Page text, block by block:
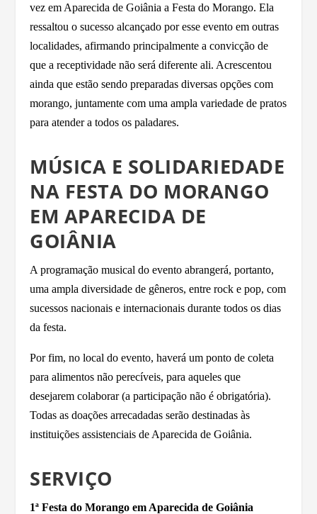
vez em Aparecida de Goiânia a Festa do Morango. Ela
ressaltou o sucesso alcançado por esse evento em outras
localidades, afirmando principalmente a convicção de
que a receptividade não será diferente ali. Acrescentou
ainda que estão sendo preparadas diversas opções com
morango, juntamente com uma ampla variedade de pratos
para atender a todos os paladares.
MÚSICA E SOLIDARIEDADE
NA FESTA DO MORANGO
EM APARECIDA DE
GOIÂNIA
A programação musical do evento abrangerá, portanto,
uma ampla diversidade de gêneros, entre rock e pop, com
sucessos nacionais e internacionais durante todos os dias
da festa.
Por fim, no local do evento, haverá um ponto de coleta
para alimentos não perecíveis, para aqueles que
desejarem colaborar (a participação não é obrigatória).
Todas as doações arrecadadas serão destinadas às
instituições assistenciais de Aparecida de Goiânia.
SERVIÇO
1ª Festa do Morango em Aparecida de Goiânia